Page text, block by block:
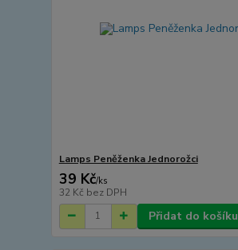
Lamps Peněženka Jednorožci
39 Kč/ks
32 Kč bez DPH
Přidat do košíku